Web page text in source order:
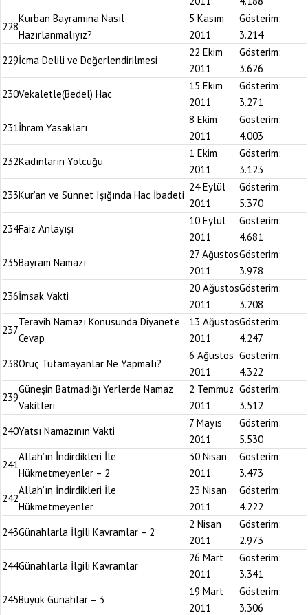
228
Kurban Bayramına Nasıl
Hazırlanmalıyız?
5 Kasım
2011
Gösterim:
3.214
229İcma Delili ve Değerlendirilmesi
22 Ekim
2011
Gösterim:
3.626
230Vekaletle(Bedel) Hac
15 Ekim
2011
Gösterim:
3.271
231İhram Yasakları
8 Ekim
2011
Gösterim:
4.003
232Kadınların Yolcuğu
1 Ekim
2011
Gösterim:
3.123
233Kur’an ve Sünnet Işığında Hac İbadeti
24 Eylül
2011
Gösterim:
5.370
234Faiz Anlayışı
10 Eylül
2011
Gösterim:
4.681
235Bayram Namazı
27 Ağustos
2011
Gösterim:
3.978
236İmsak Vakti
20 Ağustos
2011
Gösterim:
3.208
237
Teravih Namazı Konusunda Diyanet’e
Cevap
13 Ağustos
2011
Gösterim:
4.247
238Oruç Tutamayanlar Ne Yapmalı?
6 Ağustos
2011
Gösterim:
4.322
239
Güneşin Batmadığı Yerlerde Namaz
Vakitleri
2 Temmuz
2011
Gösterim:
3.512
240Yatsı Namazının Vakti
7 Mayıs
2011
Gösterim:
5.530
241
Allah’ın İndirdikleri İle
Hükmetmeyenler – 2
30 Nisan
2011
Gösterim:
3.473
242
Allah’ın İndirdikleri İle
Hükmetmeyenler
23 Nisan
2011
Gösterim:
4.222
243Günahlarla İlgili Kavramlar – 2
2 Nisan
2011
Gösterim:
2.973
244Günahlarla İlgili Kavramlar
26 Mart
2011
Gösterim:
3.341
245Büyük Günahlar – 3
19 Mart
2011
Gösterim:
3.306